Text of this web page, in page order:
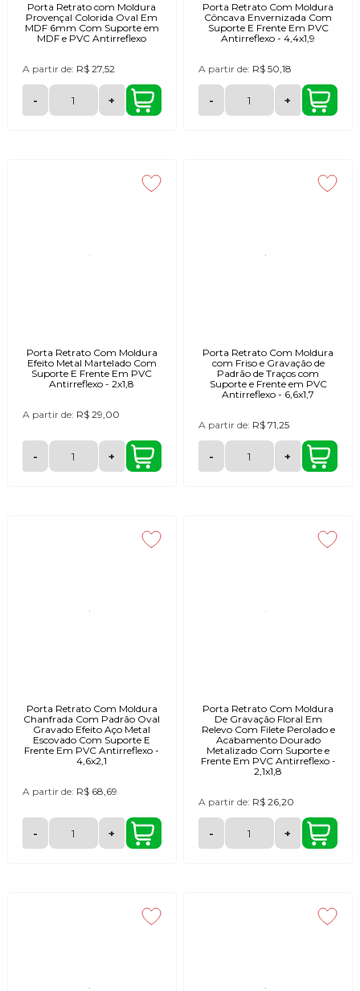
Porta Retrato com Moldura
Provençal Colorida Oval Em
MDF 6mm Com Suporte em
MDF e PVC Antirreflexo
A partir de: R$ 27,52
- +
Porta Retrato Com Moldura
Côncava Envernizada Com
Suporte E Frente Em PVC
Antirreflexo - 4,4x1,9
A partir de: R$ 50,18
- +
Porta Retrato Com Moldura
Efeito Metal Martelado Com
Suporte E Frente Em PVC
Antirreflexo - 2x1,8
A partir de: R$ 29,00
- +
Porta Retrato Com Moldura
com Friso e Gravação de
Padrão de Traços com
Suporte e Frente em PVC
Antirreflexo - 6,6x1,7
A partir de: R$ 71,25
- +
Porta Retrato Com Moldura
Chanfrada Com Padrão Oval
Gravado Efeito Aço Metal
Escovado Com Suporte E
Frente Em PVC Antirreflexo -
4,6x2,1
A partir de: R$ 68,69
- +
Porta Retrato Com Moldura
De Gravação Floral Em
Relevo Com Filete Perolado e
Acabamento Dourado
Metalizado Com Suporte e
Frente Em PVC Antirreflexo -
2,1x1,8
A partir de: R$ 26,20
- +